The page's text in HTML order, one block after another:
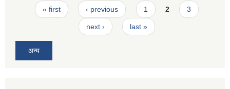
Pages
« first ‹ previous 1 2 3
next › last »
अन्य